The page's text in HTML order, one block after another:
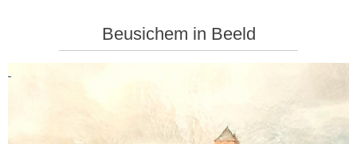
Beusichem in Beeld